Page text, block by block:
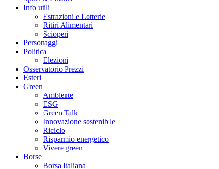
Info utili
Estrazioni e Lotterie
Ritiri Alimentari
Scioperi
Personaggi
Politica
Elezioni
Osservatorio Prezzi
Esteri
Green
Ambiente
ESG
Green Talk
Innovazione sostenibile
Riciclo
Risparmio energetico
Vivere green
Borse
Borsa Italiana